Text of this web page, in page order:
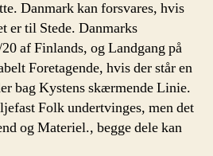
Danmark kan forsvares, hvis
er til Stede. Danmarks
af Finlands, og Landgang på
Foretagende, hvis der står en
bag Kystens skærmende Linie.
Folk undertvinges, men det
og Materiel., begge dele kan